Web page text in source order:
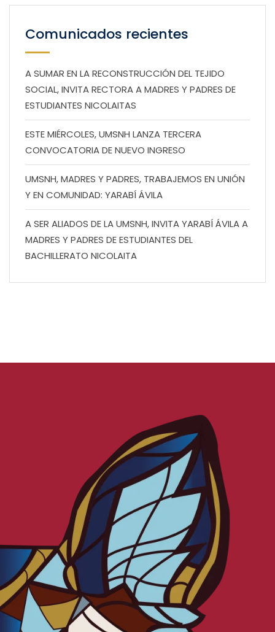
Comunicados recientes
A SUMAR EN LA RECONSTRUCCIÓN DEL TEJIDO
SOCIAL, INVITA RECTORA A MADRES Y PADRES DE
ESTUDIANTES NICOLAITAS
ESTE MIÉRCOLES, UMSNH LANZA TERCERA
CONVOCATORIA DE NUEVO INGRESO
UMSNH, MADRES Y PADRES, TRABAJEMOS EN UNIÓN
Y EN COMUNIDAD: YARABÍ ÁVILA
A SER ALIADOS DE LA UMSNH, INVITA YARABÍ ÁVILA A
MADRES Y PADRES DE ESTUDIANTES DEL
BACHILLERATO NICOLAITA